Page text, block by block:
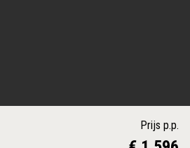
Prijs p.p.